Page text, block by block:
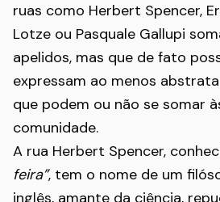
ruas como Herbert Spencer,
Lotze ou Pasquale Gallupi
apelidos, mas que de fato
expressam ao menos
que podem ou não se somar
comunidade.
A rua Herbert Spencer,
feira”, tem o nome de um
inglês, amante da ciência,